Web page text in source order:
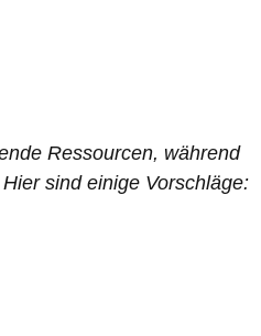
Ressourcen, während
sind einige Vorschläge: